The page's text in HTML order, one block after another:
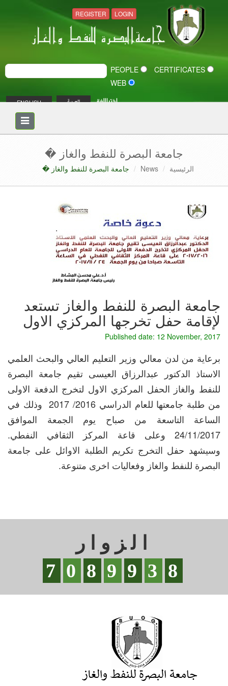
LOGIN
REGISTER
اختر اللغة العربية ENGLISH
Toggle
navigation
جامعة البصرة للنفط والغاز �
الرئيسية News جامعة البصرة للنفط والغاز �
جامعة البصرة للنفط والغاز تستعد
لإقامة حفل تخرجها المركزي الاول
Published date: 12 November, 2017
برعاية من لدن معالي وزير التعليم العالي والبحث العلمي
الاستاذ الدكتور عبدالرزاق العيسى تقيم جامعة البصرة
للنفط والغاز الحفل المركزي الاول لتخرج الدفعة الاولى
من طلبة جامعتها للعام الدراسي 2016/ 2017 وذلك في
الساعة التاسعة من صباح يوم الجمعة الموافق
24/11/2017 وعلى قاعة المركز الثقافي النفطي.
وسيشهد حفل التخرج تكريم الطلبة الاوائل على جامعة
البصرة للنفط والغاز وفعاليات اخرى متنوعة.
الزوار
7 0 8 9 9 3 8